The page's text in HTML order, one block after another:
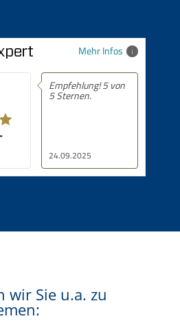
Mehr Infos
24.09.2025
Empfehlung! 5 von
5 Sternen.
wir Sie u.a. zu